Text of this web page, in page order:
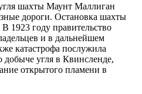
шахты Маунт Маллиган
дороги. Остановка шахты
1923 году правительство
и в дальнейшем
катастрофа послужила
добыче угля в Квинсленде,
открытого пламени в